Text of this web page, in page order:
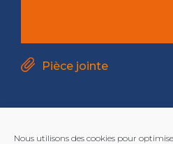
Nous utilisons des cookies pour
Pièce jointe